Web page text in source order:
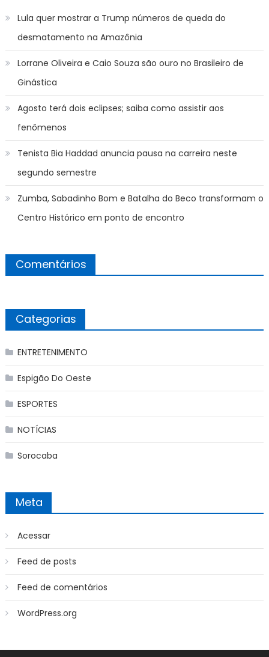
Lula quer mostrar a Trump números de queda do
desmatamento na Amazônia
Lorrane Oliveira e Caio Souza são ouro no Brasileiro de
Ginástica
Agosto terá dois eclipses; saiba como assistir aos
fenômenos
Tenista Bia Haddad anuncia pausa na carreira neste
segundo semestre
Zumba, Sabadinho Bom e Batalha do Beco transformam o
Centro Histórico em ponto de encontro
Comentários
Categorias
ENTRETENIMENTO
Espigão Do Oeste
ESPORTES
NOTÍCIAS
Sorocaba
Meta
Acessar
Feed de posts
Feed de comentários
WordPress.org